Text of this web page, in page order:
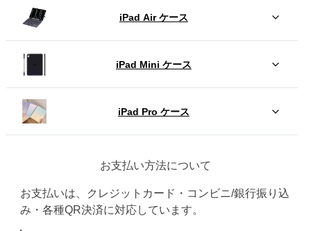
iPad Air ケース
iPad Mini ケース
iPad Pro ケース
お支払い方法について
お支払いは、クレジットカード・コンビニ/銀行振り込
み・各種QR決済に対応しています。